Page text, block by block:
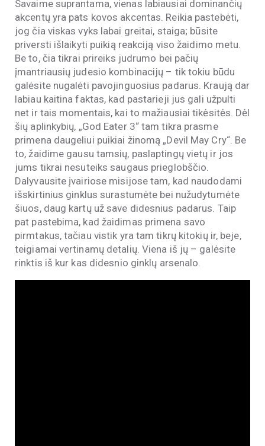
Savaime suprantama, vienas labiausiai dominančių
akcentų yra pats kovos akcentas. Reikia pastebėti,
jog čia viskas vyks labai greitai, staiga; būsite
priversti išlaikyti puikią reakciją viso žaidimo metu.
Be to, čia tikrai prireiks judrumo bei pačių
įmantriausių judesio kombinacijų – tik tokiu būdu
galėsite nugalėti pavojinguosius padarus. Kraują dar
labiau kaitina faktas, kad pastarieji jus gali užpulti
net ir tais momentais, kai to mažiausiai tikėsitės. Dėl
šių aplinkybių, „God Eater 3“ tam tikra prasme
primena daugeliui puikiai žinomą „Devil May Cry“. Be
to, žaidime gausu tamsių, paslaptingų vietų ir jos
jums tikrai nesuteiks saugaus prieglobščio.
Dalyvausite įvairiose misijose tam, kad naudodami
išskirtinius ginklus surastumėte bei nužudytumėte
šiuos, daug kartų už save didesnius padarus. Taip
pat pastebima, kad žaidimas primena savo
pirmtakus, tačiau vistik yra tam tikrų kitokių ir, beje,
teigiamai vertinamų detalių. Viena iš jų – galėsite
rinktis iš kur kas didesnio ginklų arsenalo.